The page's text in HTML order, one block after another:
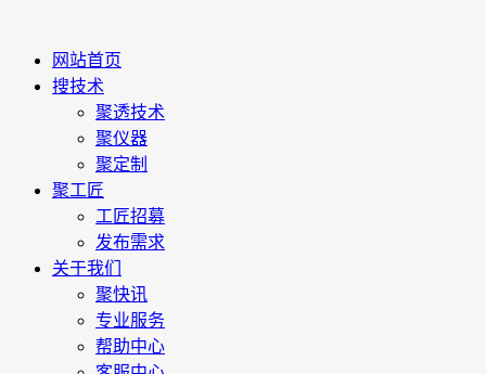
网站首页
搜技术
聚透技术
聚仪器
聚定制
聚工匠
工匠招募
发布需求
关于我们
聚快讯
专业服务
帮助中心